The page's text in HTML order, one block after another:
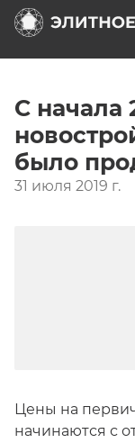
С начала
было
31 июля 2019 г.
Цены на
начинаются с